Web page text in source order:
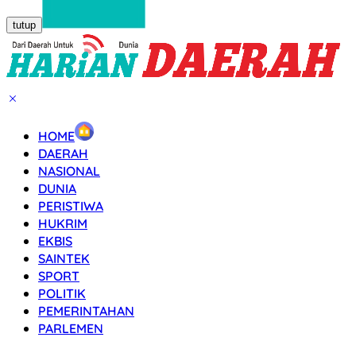
tutup
HOME
DAERAH
NASIONAL
DUNIA
PERISTIWA
HUKRIM
EKBIS
SAINTEK
SPORT
POLITIK
PEMERINTAHAN
PARLEMEN